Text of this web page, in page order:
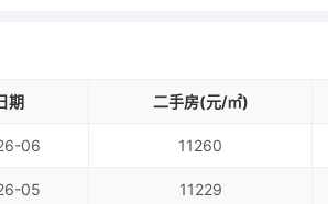
期 二手房(元/㎡)
06 11260
05 11229